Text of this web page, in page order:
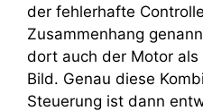
der fehlerhafte
Zusammenhang
dort auch der Motor als
Bild. Genau diese
Steuerung ist dann